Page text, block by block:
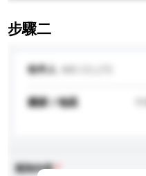
步驟二
收件人
國家 / 地區
查詢內容